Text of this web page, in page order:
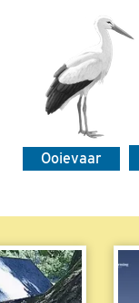
Ooievaar